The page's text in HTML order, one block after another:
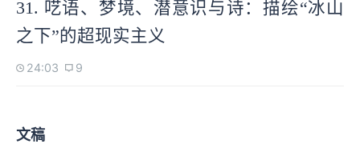
31. 呓语、梦境、潜意识与诗：描绘“冰山
之下”的超现实主义
24:03 9
文稿